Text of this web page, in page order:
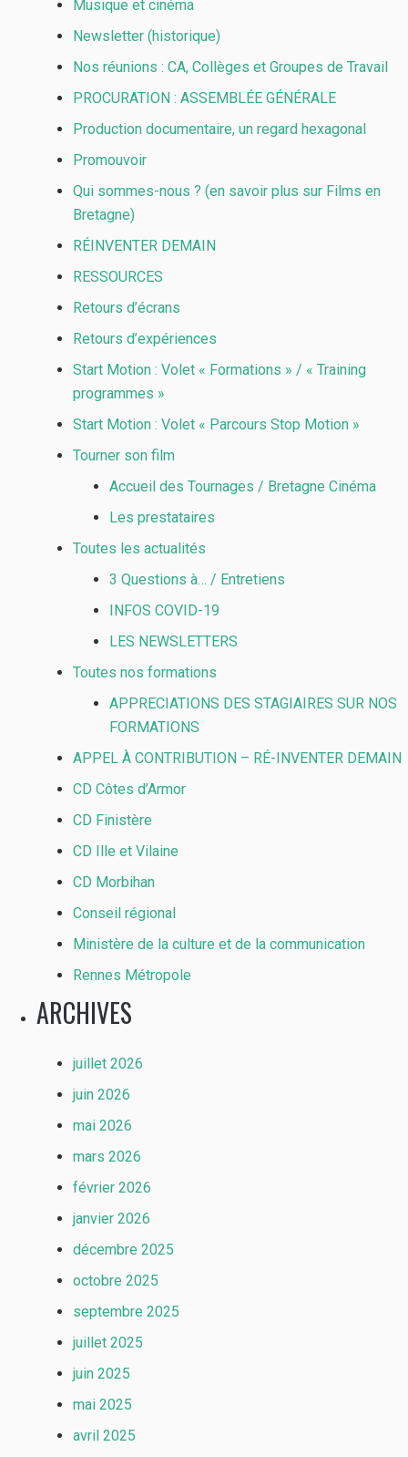
Musique et cinéma
Newsletter (historique)
Nos réunions : CA, Collèges et Groupes de Travail
PROCURATION : ASSEMBLÉE GÉNÉRALE
Production documentaire, un regard hexagonal
Promouvoir
Qui sommes-nous ? (en savoir plus sur Films en
Bretagne)
RÉINVENTER DEMAIN
RESSOURCES
Retours d’écrans
Retours d’expériences
Start Motion : Volet « Formations » / « Training
programmes »
Start Motion : Volet « Parcours Stop Motion »
Tourner son film
Accueil des Tournages / Bretagne Cinéma
Les prestataires
Toutes les actualités
3 Questions à… / Entretiens
INFOS COVID-19
LES NEWSLETTERS
Toutes nos formations
APPRECIATIONS DES STAGIAIRES SUR NOS
FORMATIONS
APPEL À CONTRIBUTION – RÉ-INVENTER DEMAIN
CD Côtes d’Armor
CD Finistère
CD Ille et Vilaine
CD Morbihan
Conseil régional
Ministère de la culture et de la communication
Rennes Métropole
ARCHIVES
juillet 2026
juin 2026
mai 2026
mars 2026
février 2026
janvier 2026
décembre 2025
octobre 2025
septembre 2025
juillet 2025
juin 2025
mai 2025
avril 2025